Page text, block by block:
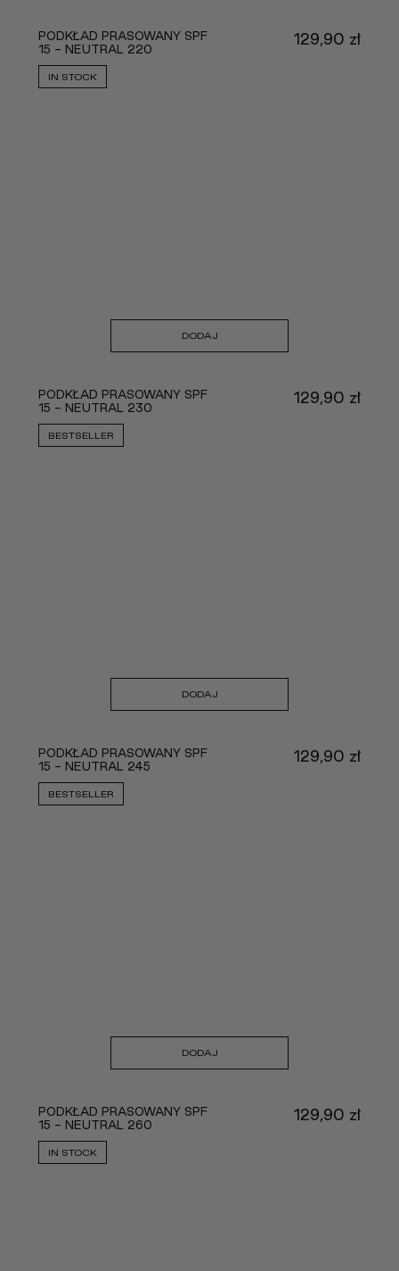
PODKŁAD PRASOWANY SPF
15 - NEUTRAL 220
IN STOCK
129,90 zł
DODAJ
PODKŁAD PRASOWANY SPF
15 - NEUTRAL 230
BESTSELLER
129,90 zł
DODAJ
PODKŁAD PRASOWANY SPF
15 - NEUTRAL 245
BESTSELLER
129,90 zł
DODAJ
PODKŁAD PRASOWANY SPF
15 - NEUTRAL 260
IN STOCK
129,90 zł